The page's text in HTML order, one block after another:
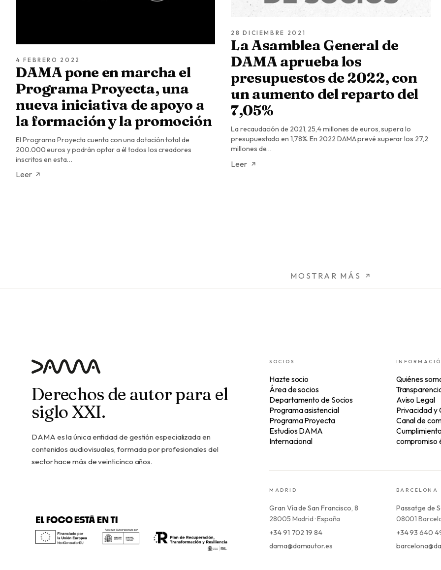
4 FEBRERO 2022
DAMA pone en marcha el
Programa Proyecta, una
nueva iniciativa de apoyo a
la formación y la promoción
El Programa Proyecta cuenta con una dotación total de
200.000 euros y podrán optar a él todos los creadores
inscritos en esta…
Leer
28 DICIEMBRE 2021
La Asamblea General de
DAMA aprueba los
presupuestos de 2022, con
un aumento del reparto del
7,05%
La recaudación de 2021, 25,4 millones de euros, supera lo
presupuestado en 1,78%. En 2022 DAMA prevé superar los 27,2
millones de…
Leer
MOSTRAR MÁS
Derechos de autor para el
siglo XXI.
DAMA es la única entidad de gestión especializada en
contenidos audiovisuales, formada por profesionales del
sector hace más de veinticinco años.
SOCIOS
Hazte socio
Área de socios
Departamento de Socios
Programa asistencial
Programa Proyecta
Estudios DAMA
Internacional
Quiénes
Aviso Legal
Privacidad y
Canal de
compromiso
MADRID
Gran Vía de San Francisco, 8
28005 Madrid · España
+34 91 702 19 84
dama@damautor.es
BARCELONA
Passatge de
08001
+34 93 640